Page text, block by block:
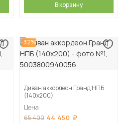
В корзину
-32%
Диван аккордеон Гранд НПБ
(140х200)
Цена
65 400 44 450